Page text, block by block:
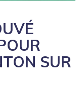
SUR